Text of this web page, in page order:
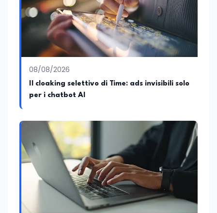
08/08/2026
Il cloaking selettivo di Time: ads invisibili solo
per i chatbot AI